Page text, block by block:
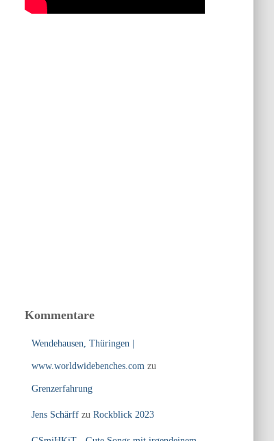
Kommentare
Wendehausen, Thüringen |
www.worldwidebenches.com zu
Grenzerfahrung
Jens Schärffzu Rockblick 2023